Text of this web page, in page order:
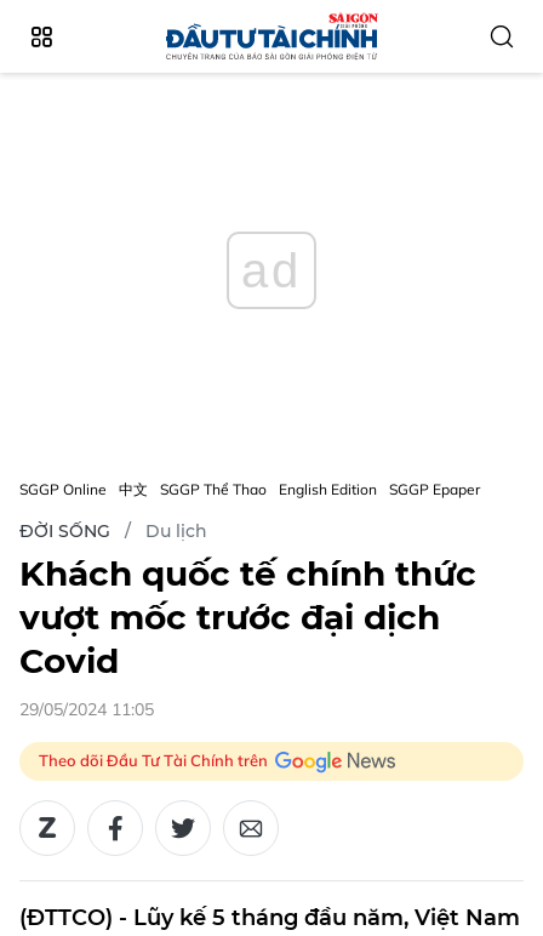
ad
SGGP Online 中文 SGGP Thể Thao English Edition SGGP Epaper
ĐỜI SỐNG Du lịch
Khách quốc tế chính thức
vượt mốc trước đại dịch
Covid
29/05/2024 11:05
Theo dõi Đầu Tư Tài Chính trên
(ĐTTCO) - Lũy kế 5 tháng đầu năm, Việt Nam